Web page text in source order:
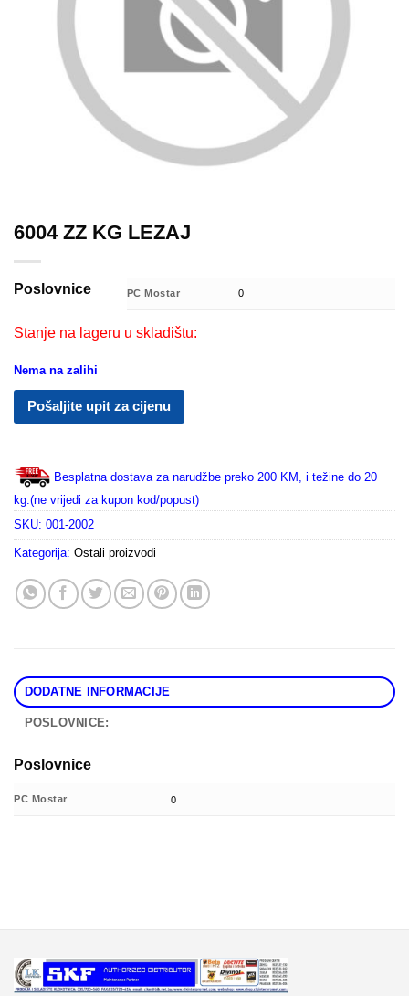
6004 ZZ KG LEZAJ
Poslovnice PC Mostar 0
Stanje na lageru u skladištu:
Nema na zalihi
Pošaljite upit za cijenu
Besplatna dostava za narudžbe preko 200 KM, i težine do 20
kg.(ne vrijedi za kupon kod/popust)
SKU: 001-2002
Kategorija: Ostali proizvodi
DODATNE INFORMACIJE
POSLOVNICE:
Poslovnice
PC Mostar 0